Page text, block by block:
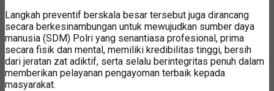
Langkah preventif berskala besar tersebut juga dirancang
secara berkesinambungan untuk mewujudkan sumber daya
manusia (SDM) Polri yang senantiasa profesional, prima
secara fisik dan mental, memiliki kredibilitas tinggi, bersih
dari jeratan zat adiktif, serta selalu berintegritas penuh dalam
memberikan pelayanan pengayoman terbaik kepada
masyarakat.